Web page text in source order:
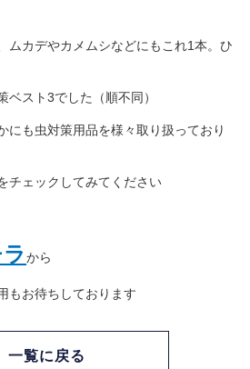
ムカデやカメムシなどにもこれ1本。ひ
ベスト3でした（順不同）
にも虫対策用品を様々取り扱っており
チェックしてみてください
から
もお待ちしております
一覧に戻る